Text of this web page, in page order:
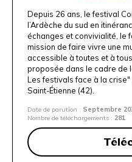
Depuis 26 ans, le festival
l’Ardèche du sud en
échanges et convivialité, le
mission de faire vivre une
accessible à toutes et à
proposée dans le cadre de
Les festivals face à la crise"
Saint-Étienne (42).
Date de parution : Septembre
Nombre de téléchargements : 281